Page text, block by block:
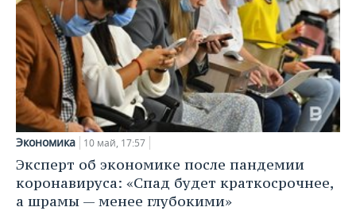
Экономика 10 май, 17:57
Эксперт об экономике после пандемии
коронавируса: «Спад будет краткосрочнее,
а шрамы — менее глубокими»